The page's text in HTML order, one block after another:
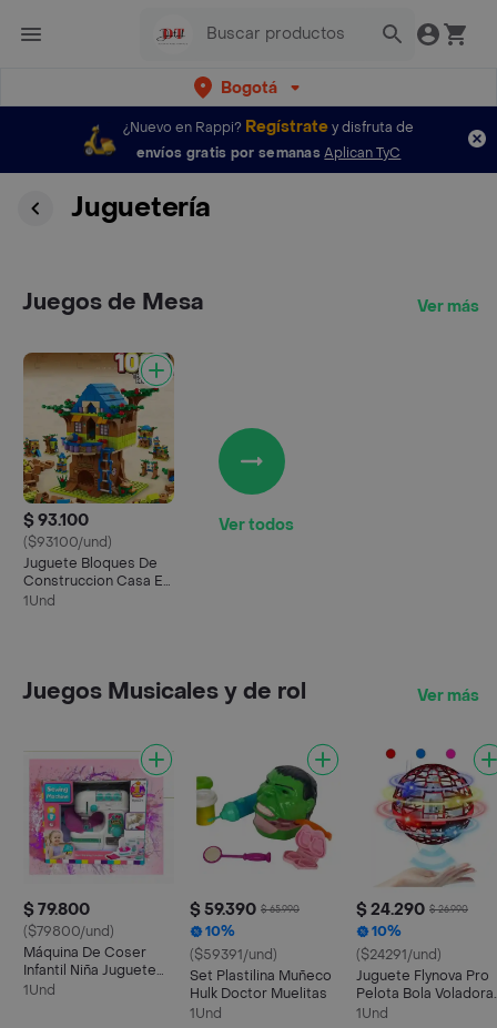
Bogotá
¿Nuevo en Rappi? Regístratey disfruta de
envíos gratis por semanas Aplican TyC
Juguetería
Juegos de Mesa Ver más
$ 93.100
($93100/und)
Juguete Bloques De
Construccion Casa En
El Arbol 6 En 1
1Und
Ver todos
Juegos Musicales y de rol Ver más
$ 79.800
($79800/und)
Máquina De Coser
Infantil Niña Juguete
Cose De Verdad
1Und
$ 59.390 $ 65.990
10%
($59391/und)
Set Plastilina Muñeco
Hulk Doctor Muelitas
1Und
$ 24.290 $ 26.990
10%
($24291/und)
Juguete Flynova Pro
Pelota Bola Voladora
Spinner Magica
1Und